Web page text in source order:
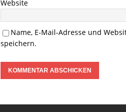
Website
Name, E-Mail-Adresse und
speichern.